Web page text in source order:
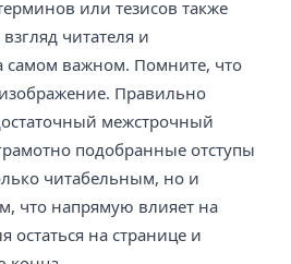
или тезисов также
читателя и
самом важном. Помните, что
Правильно
межстрочный
подобранные отступы
читабельным, но и
что напрямую влияет на
остаться на странице и